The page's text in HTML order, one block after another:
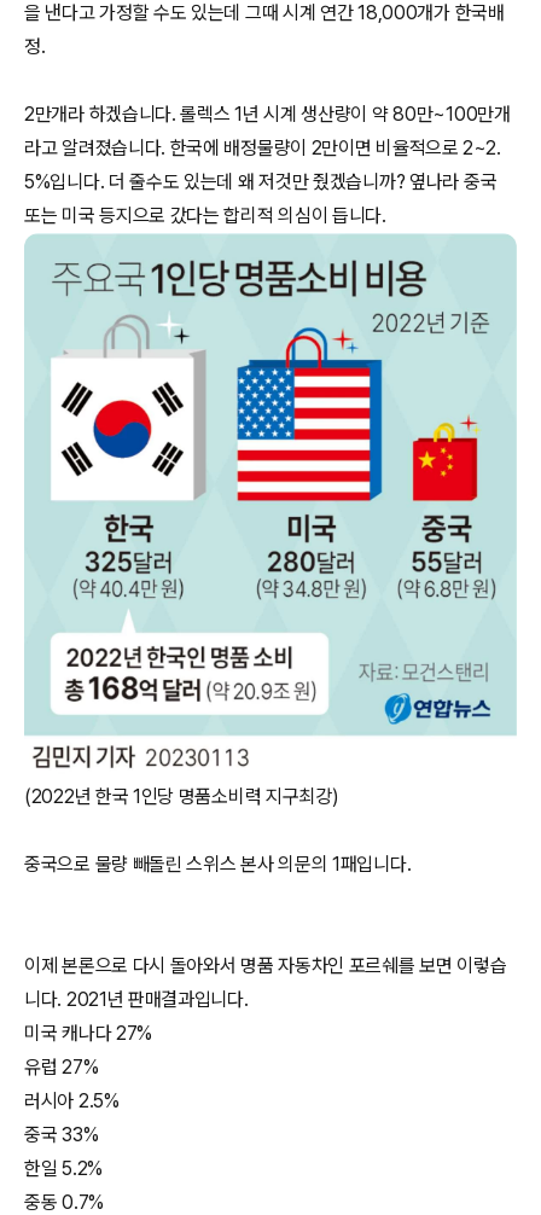
을 낸다고 가정할 수도 있는데 그때 시계 연간 18,000개가 한국배
정.
2만개라 하겠습니다. 롤렉스 1년 시계 생산량이 약 80만~100만개
라고 알려졌습니다. 한국에 배정물량이 2만이면 비율적으로 2~2.
5%입니다. 더 줄수도 있는데 왜 저것만 줬겠습니까? 옆나라 중국
또는 미국 등지으로 갔다는 합리적 의심이 듭니다.
(2022년 한국 1인당 명품소비력 지구최강)
중국으로 물량 빼돌린 스위스 본사 의문의 1패입니다.
이제 본론으로 다시 돌아와서 명품 자동차인 포르쉐를 보면 이렇습
니다. 2021년 판매결과입니다.
미국 캐나다 27%
유럽 27%
러시아 2.5%
중국 33%
한일 5.2%
중동 0.7%